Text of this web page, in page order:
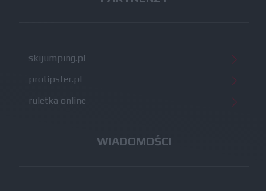
skijumping.pl
protipster.pl
ruletka online
WIADOMOŚCI